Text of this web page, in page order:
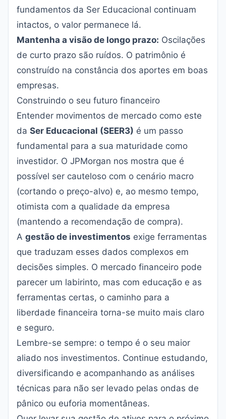
fundamentos da Ser Educacional continuam
intactos, o valor permanece lá.
Mantenha a visão de longo prazo: Oscilações
de curto prazo são ruídos. O patrimônio é
construído na constância dos aportes em boas
empresas.
Construindo o seu futuro financeiro
Entender movimentos de mercado como este
da Ser Educacional (SEER3) é um passo
fundamental para a sua maturidade como
investidor. O JPMorgan nos mostra que é
possível ser cauteloso com o cenário macro
(cortando o preço-alvo) e, ao mesmo tempo,
otimista com a qualidade da empresa
(mantendo a recomendação de compra).
A gestão de investimentos exige ferramentas
que traduzam esses dados complexos em
decisões simples. O mercado financeiro pode
parecer um labirinto, mas com educação e as
ferramentas certas, o caminho para a
liberdade financeira torna-se muito mais claro
e seguro.
Lembre-se sempre: o tempo é o seu maior
aliado nos investimentos. Continue estudando,
diversificando e acompanhando as análises
técnicas para não ser levado pelas ondas de
pânico ou euforia momentâneas.